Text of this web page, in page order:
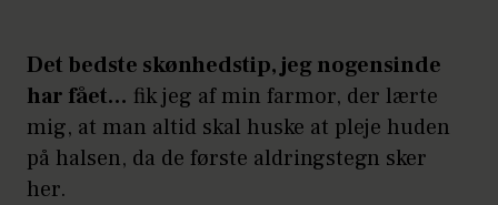
Det bedste skønhedstip, jeg nogensinde
har fået… fik jeg af min farmor, der lærte
mig, at man altid skal huske at pleje huden
på halsen, da de første aldringstegn sker
her.